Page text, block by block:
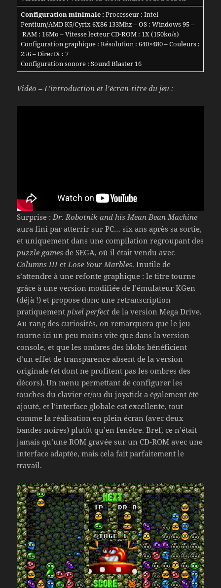
Configuration minimale : Processeur : Intel
Pentium/AMD K5/Cyrix 6X86 133Mhz – OS : Windows 95 –
RAM : 16Mo – Vitesse lecteur CD-ROM : 1X (150ko/s)
Configuration graphique : Résolution : 640×480 – Couleurs :
256 – DirectX : 7
Configuration sonore : Sound Blaster 16
Vidéo – L’introduction et l’écran-titre du jeu :
Surprise : Dr. Robotnik and his Mean Bean Machine
aura fini par atterrir sur PC… six ans après sa sortie,
et uniquement dans une compilation regroupant des
puzzle games de SEGA, où il était vendu avec
Columns IIIet Lose Your Marbles. Inutile de
s’attendre à une refonte graphique : le titre tourne
grâce à une version modifiée de l’émulateur KGen
(déjà !) et propose donc une retranscription
pratiquement pixel perfect de la version Mega Drive.
Au rang des curiosités, on remarquera que le jeu
tourne ici un peu moins vite que dans la version
console, et que les ombres des blobs bénéficient
d’un effet de transparence absent de la version
originale (et dont ne profitent pas les ombres des
décors). Un menu permettant de configurer les
touches du clavier et/ou du joystick a également été
ajouté, et l’interface globale est excellente, tout
comme la réalisation en plein écran (avec deux
bandes noires) plutôt qu’en fenêtre. Bref, ce n’était
jamais qu’une ROM gravée sur un CD-ROM avec une
interface adaptée, mais cela fait parfaitement le
travail.